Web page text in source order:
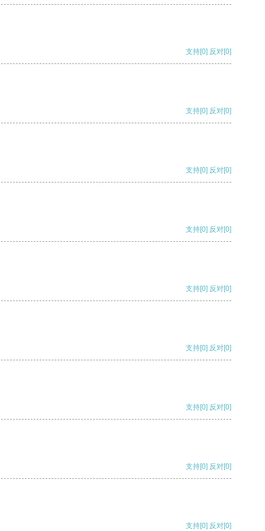
支持[0] 反对[0]
支持[0] 反对[0]
支持[0] 反对[0]
支持[0] 反对[0]
支持[0] 反对[0]
支持[0] 反对[0]
支持[0] 反对[0]
支持[0] 反对[0]
支持[0] 反对[0]